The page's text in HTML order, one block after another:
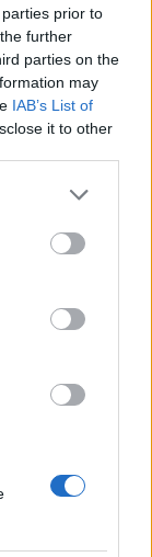
prior to
further
parties on the
may
IAB’s List of
it to other
more Google
may click to
party tags to
below Google
történelmi
tölti meg